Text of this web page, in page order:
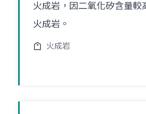
火成岩，因二氧化矽含量較
火成岩。
火成岩